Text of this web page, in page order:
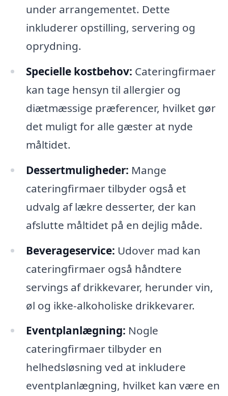
under arrangementet. Dette
inkluderer opstilling, servering og
oprydning.
Specielle kostbehov: Cateringfirmaer
kan tage hensyn til allergier og
diætmæssige præferencer, hvilket gør
det muligt for alle gæster at nyde
måltidet.
Dessertmuligheder: Mange
cateringfirmaer tilbyder også et
udvalg af lækre desserter, der kan
afslutte måltidet på en dejlig måde.
Beverageservice: Udover mad kan
cateringfirmaer også håndtere
servings af drikkevarer, herunder vin,
øl og ikke-alkoholiske drikkevarer.
Eventplanlægning: Nogle
cateringfirmaer tilbyder en
helhedsløsning ved at inkludere
eventplanlægning, hvilket kan være en